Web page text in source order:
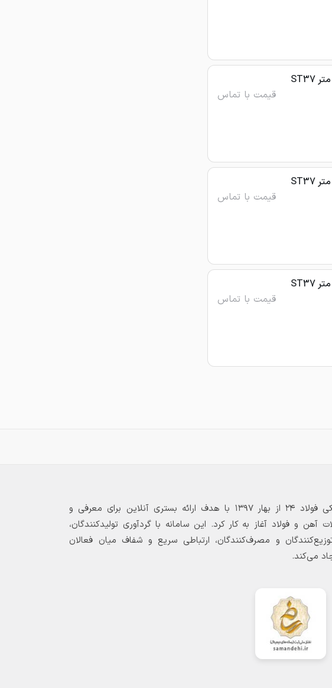
قیمت با تماس
قیمت با تماس
قیمت با تماس
بازارگاه الکترونیکی فولاد ۲۴ از بهار ۱۳۹۷ با هدف ارائه بستری آنلاین برای معرفی و
آهن و فولاد آغاز به کار کرد. این سامانه با گردآوری تولیدکنندگان،
و مصرف‌کنندگان، ارتباطی سریع و شفاف میان فعالان
می‌کند.